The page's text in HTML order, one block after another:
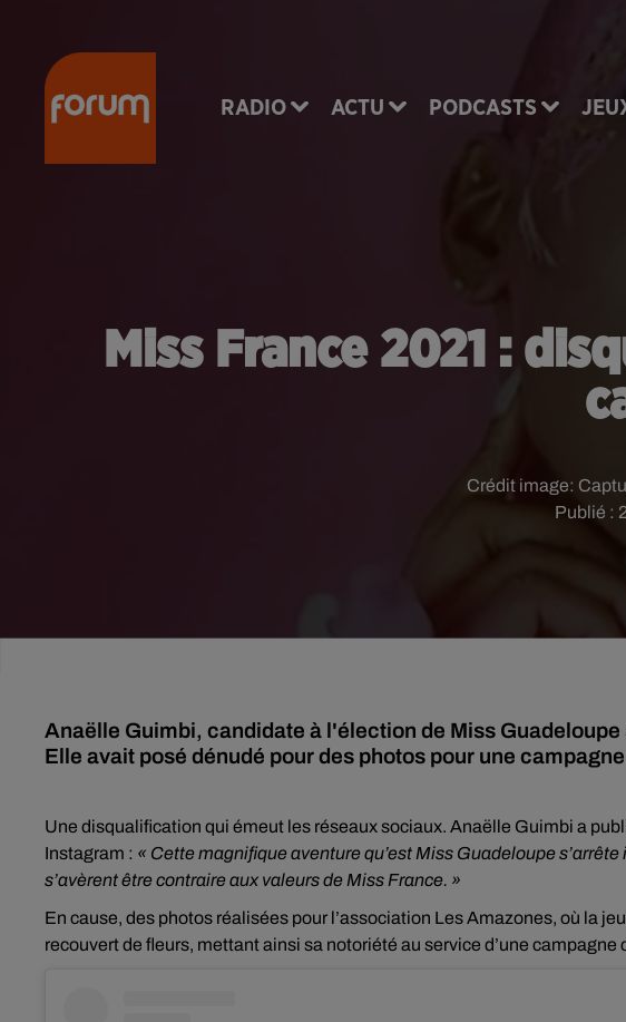
RADIO ACTU PODCASTS
Miss France 2021 :
Publié :
Crédit image:
Anaëlle Guimbi, candidate à l'élection de Miss
Elle avait posé dénudé pour des photos pour une
Une disqualification qui émeut les réseaux sociaux. Anaëlle Guimbi a
Instagram : « Cette magnifique aventure qu’est Miss Guadeloupe
s’avèrent être contraire aux valeurs de Miss France. »
En cause, des photos réalisées pour l’association Les Amazones, où la
recouvert de fleurs, mettant ainsi sa notoriété au service d’une campagne